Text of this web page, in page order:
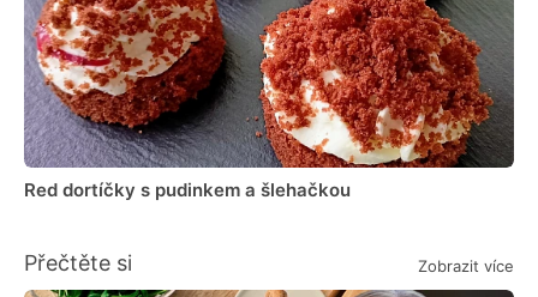
Red dortíčky s pudinkem a šlehačkou
Přečtěte si Zobrazit více